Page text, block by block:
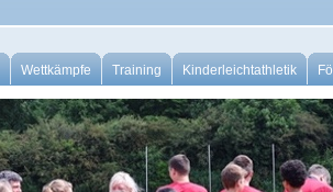
Wettkämpfe Training Kinderleichtathletik